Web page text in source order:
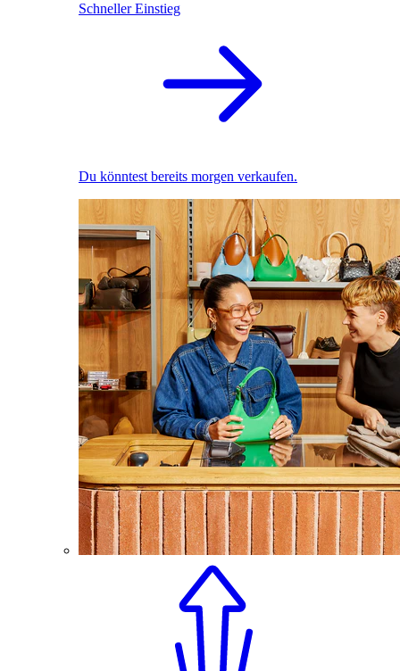
Schneller Einstieg
Du könntest bereits morgen verkaufen.